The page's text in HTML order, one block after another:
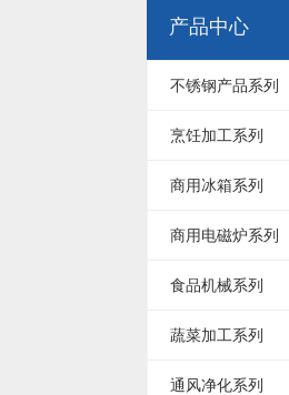
产品中心
不锈钢产品系列
烹饪加工系列
商用冰箱系列
商用电磁炉系列
食品机械系列
蔬菜加工系列
通风净化系列